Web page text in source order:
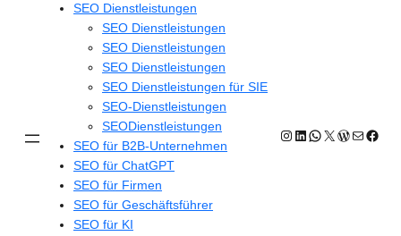
SEO Dienstleistungen
SEO Dienstleistungen
SEO Dienstleistungen
SEO Dienstleistungen
SEO Dienstleistungen für SIE
SEO-Dienstleistungen
SEODienstleistungen
SEO für B2B-Unternehmen
SEO für ChatGPT
SEO für Firmen
SEO für Geschäftsführer
SEO für KI
Instagram
LinkedIn
WhatsApp
X E-Mail